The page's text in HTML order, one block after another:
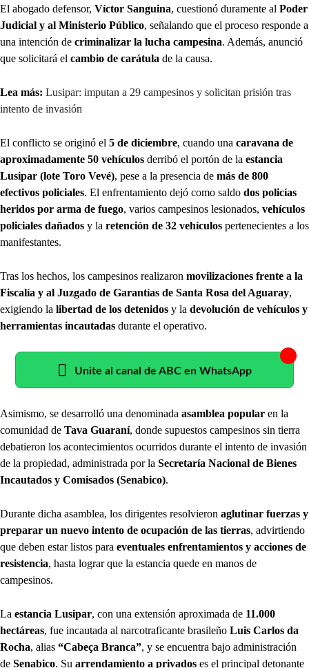
El abogado defensor, Víctor Sanguina, cuestionó duramente al Poder
Judicial y al Ministerio Público, señalando que el proceso responde a
una intención de criminalizar la lucha campesina. Además, anunció
que solicitará el cambio de carátula de la causa.
Lea más: Lusipar: imputan a 29 campesinos y solicitan prisión tras
intento de invasión
El conflicto se originó el 5 de diciembre, cuando una caravana de
aproximadamente 50 vehículos derribó el portón de la estancia
Lusipar (lote Toro Vevé), pese a la presencia de más de 800
efectivos policiales. El enfrentamiento dejó como saldo dos policías
heridos por arma de fuego, varios campesinos lesionados, vehículos
policiales dañados y la retención de 32 vehículos pertenecientes a los
manifestantes.
Tras los hechos, los campesinos realizaron movilizaciones frente a la
Fiscalía y al Juzgado de Garantías de Santa Rosa del Aguaray,
exigiendo la libertad de los detenidos y la devolución de vehículos y
herramientas incautadas durante el operativo.
Unite al canal de ABC en WhatsApp
Asimismo, se desarrolló una denominada asamblea popular en la
comunidad de Tava Guaraní, donde supuestos campesinos sin tierra
debatieron los acontecimientos ocurridos durante el intento de invasión
de la propiedad, administrada por la Secretaría Nacional de Bienes
Incautados y Comisados (Senabico).
Durante dicha asamblea, los dirigentes resolvieron aglutinar fuerzas y
preparar un nuevo intento de ocupación de las tierras, advirtiendo
que deben estar listos para eventuales enfrentamientos y acciones de
resistencia, hasta lograr que la estancia quede en manos de
campesinos.
La estancia Lusipar, con una extensión aproximada de 11.000
hectáreas, fue incautada al narcotraficante brasileño Luis Carlos da
Rocha, alias “Cabeça Branca”, y se encuentra bajo administración
de Senabico. Su arrendamiento a privados es el principal detonante